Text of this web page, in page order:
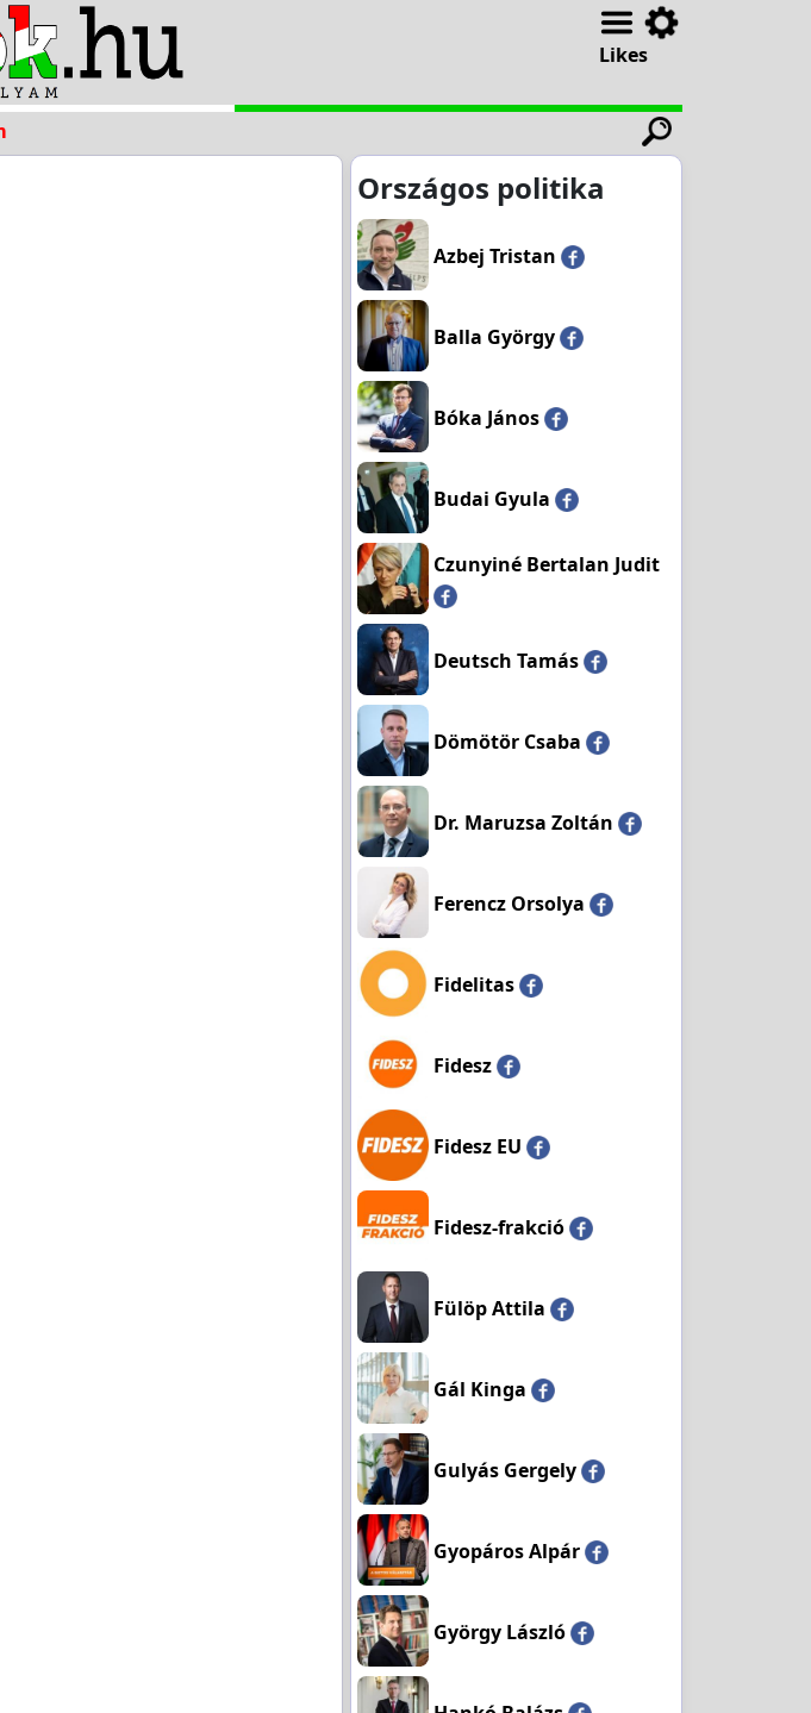
Likes
Országos politika
Azbej Tristan
Balla György
Bóka János
Budai Gyula
Czunyiné Bertalan Judit
Deutsch Tamás
Dömötör Csaba
Dr. Maruzsa Zoltán
Ferencz Orsolya
Fidelitas
Fidesz
Fidesz EU
Fidesz-frakció
Fülöp Attila
Gál Kinga
Gulyás Gergely
Gyopáros Alpár
György László